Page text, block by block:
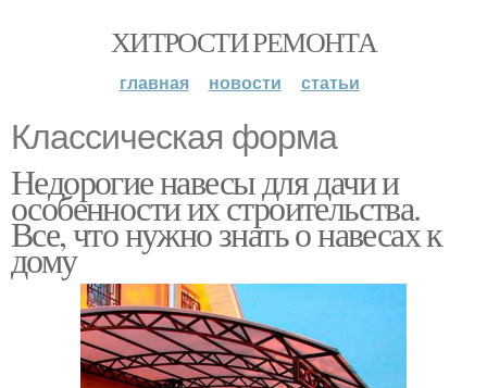
ХИТРОСТИ РЕМОНТА
главная новости статьи
Классическая форма
Недорогие навесы для дачи и
особенности их строительства.
Все, что нужно знать о навесах к
дому